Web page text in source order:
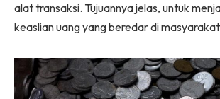
alat transaksi. Tujuannya jelas, untuk
keaslian uang yang beredar di